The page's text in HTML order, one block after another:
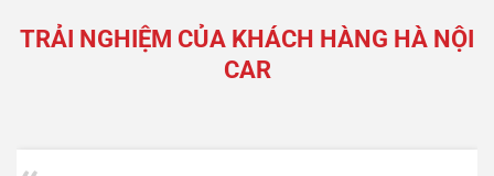
TRẢI NGHIỆM CỦA KHÁCH HÀNG HÀ NỘI
CAR